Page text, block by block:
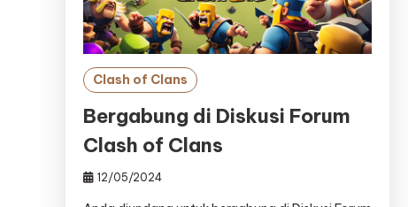
Clash of Clans
Bergabung di Diskusi Forum
Clash of Clans
12/05/2024